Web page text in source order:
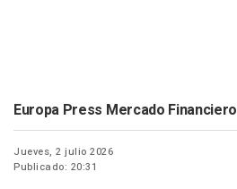
Europa Press Mercado Financiero
Jueves, 2 julio 2026
Publicado: 20:31